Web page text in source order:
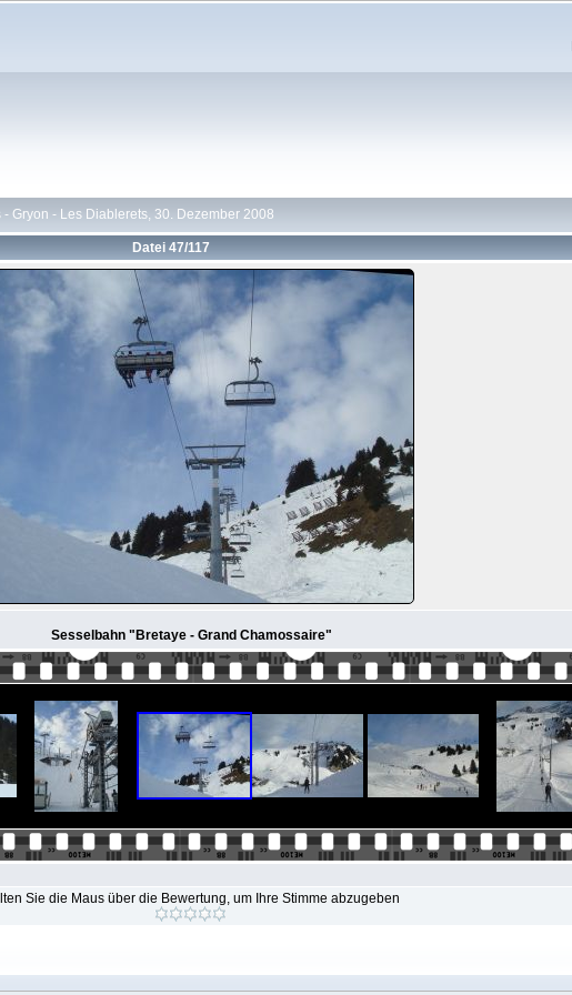
- Gryon - Les Diablerets, 30. Dezember 2008
Datei 47/117
Sesselbahn "Bretaye - Grand Chamossaire"
Sie die Maus über die Bewertung, um Ihre Stimme abzugeben